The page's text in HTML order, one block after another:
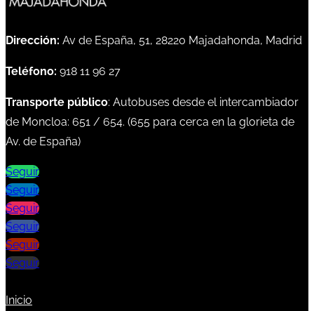
Dirección: Av de España, 51, 28220 Majadahonda, Madrid
Teléfono: 918 11 96 27
Transporte público: Autobuses desde el intercambiador
de Moncloa: 651 / 654. (655 para cerca en la glorieta de
Av. de España)
Seguir
Seguir
Seguir
Seguir
Seguir
Seguir
Inicio